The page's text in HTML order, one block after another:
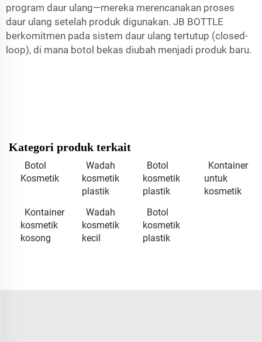
program daur ulang—mereka merencanakan proses
daur ulang setelah produk digunakan. JB BOTTLE
berkomitmen pada sistem daur ulang tertutup (closed-
loop), di mana botol bekas diubah menjadi produk baru.
Kategori produk terkait
Botol
Kosmetik
Wadah
kosmetik
plastik
Botol
kosmetik
plastik
Kontainer
untuk
kosmetik
Kontainer
kosmetik
kosong
Wadah
kosmetik
kecil
Botol
kosmetik
plastik